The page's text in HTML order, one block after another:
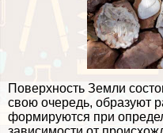
Поверхность Земли
свою очередь, образуют
формируются при